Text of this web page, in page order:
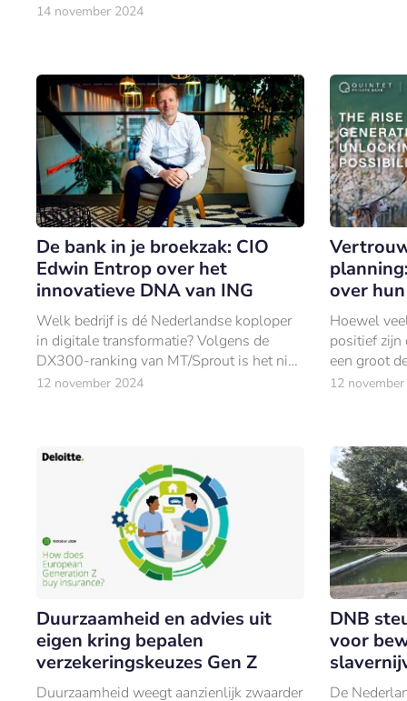
14 november 2024
De bank in je broekzak: CIO
Edwin Entrop over het
innovatieve DNA van ING
Welk bedrijf is dé Nederlandse koploper
in digitale transformatie? Volgens de
DX300-ranking van MT/Sprout is het niet
een techbedrijf als Booking of Bol, maar
12 november 2024
over
Hoewel
positief zijn
een groot
planning
12
Duurzaamheid en advies uit
eigen kring bepalen
verzekeringskeuzes Gen Z
Duurzaamheid weegt aanzienlijk zwaarder
DNB
voor
De